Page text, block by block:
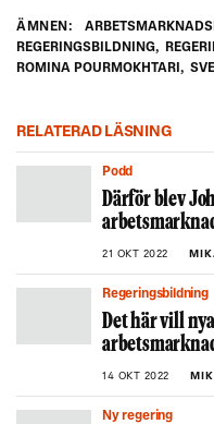
ÄMNEN:
REGERINGSBILDNING,
ROMINA POURMOKHTARI ,
RELATERAD LÄSNING
Podd
Därför blev
21 OKT 2022
Regeringsbildning
Det här vill
14 OKT 2022
Ny regering